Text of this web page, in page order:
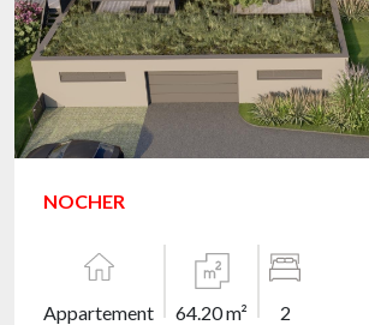
NOCHER
Appartement 64.20 m² 2